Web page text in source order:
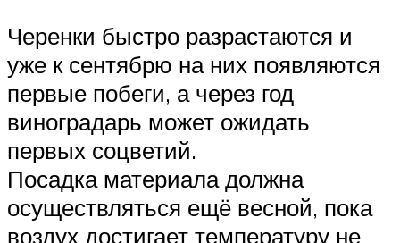
Черенки быстро разрастаются и
уже к сентябрю на них появляются
первые побеги, а через год
виноградарь может ожидать
первых соцветий.
Посадка материала должна
осуществляться ещё весной, пока
воздух достигает температуру не